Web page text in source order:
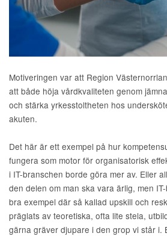
Motiveringen var att Region
att både höja vårdkvaliteten genom
och stärka yrkesstoltheten hos
akuten.
Det här är ett exempel på hur
fungera som motor för organisatorisk
i IT-branschen borde göra mer av. Eller
den delen om man ska vara ärlig, men
bra exempel där så kallad upskill och
präglats av teoretiska, ofta lite stela,
gärna gräver djupare i den grop vi står i.